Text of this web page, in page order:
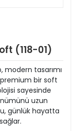
(118-01)
modern tasarımı
bir soft
sayesinde
uzun
günlük hayatta